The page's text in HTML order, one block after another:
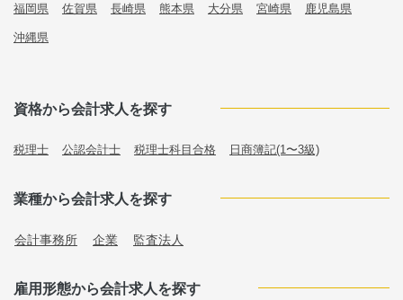
福岡県 佐賀県 長崎県 熊本県 大分県 宮崎県 鹿児島県
沖縄県
資格から会計求人を探す
税理士 公認会計士 税理士科目合格 日商簿記(1〜3級)
業種から会計求人を探す
会計事務所 企業 監査法人
雇用形態から会計求人を探す